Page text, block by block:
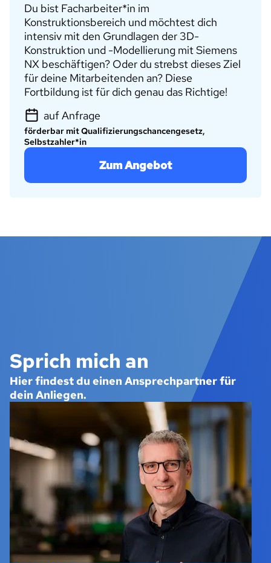
Du bist Facharbeiter*in im
Konstruktionsbereich und möchtest dich
intensiv mit den Grundlagen der 3D-
Konstruktion und -Modellierung mit Siemens
NX beschäftigen? Oder du strebst dieses Ziel
für deine Mitarbeitenden an? Diese
Fortbildung ist für dich genau das Richtige!
auf Anfrage
förderbar mit Qualifizierungschancengesetz,
Selbstzahler*in
Zum Angebot
Sprich mich an
Hier findest du einen Ansprechpartner für
dein Anliegen.